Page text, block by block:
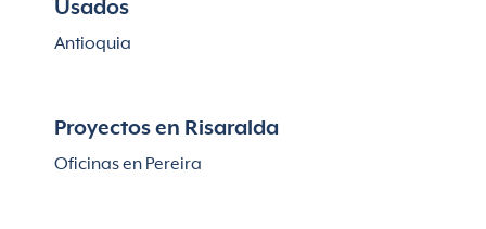
Usados
Antioquia
Proyectos en Risaralda
Oficinas en Pereira